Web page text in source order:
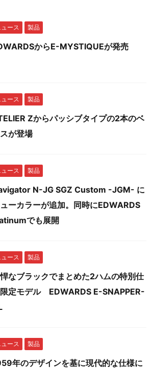
ュース 製品
からE-MYSTIQUEが発売
ュース 製品
Zからパッシブタイプの2本のベ
が登場
ュース 製品
N-JG SGZ Custom -JGM- に
ーカラーが追加。同時にEDWARDS
でも展開
ュース 製品
なブラックでまとめた2ハムの特別仕
定モデル EDWARDS E-SNAPPER-
ュース 製品
年のデザインを基に現代的な仕様に